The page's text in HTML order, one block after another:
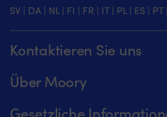
SV | DA | NL | FI | FR | IT| PL | ES | PT|
Kontaktieren Sie uns
Telefonzeiten täglich von 8 –
+46 8251546 – Schwedisch
Über Moory
Gesetzliche